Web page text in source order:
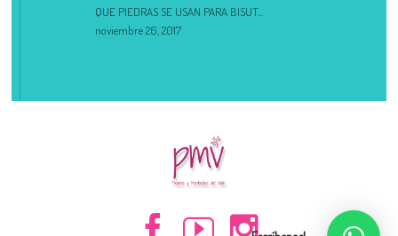
QUE PIEDRAS SE USAN PARA BISUT...
noviembre 26, 2017